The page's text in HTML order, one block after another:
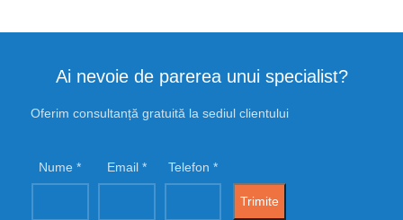
Ai nevoie de parerea unui specialist?
Oferim consultanță gratuită la sediul clientului
Nume Email Telefon